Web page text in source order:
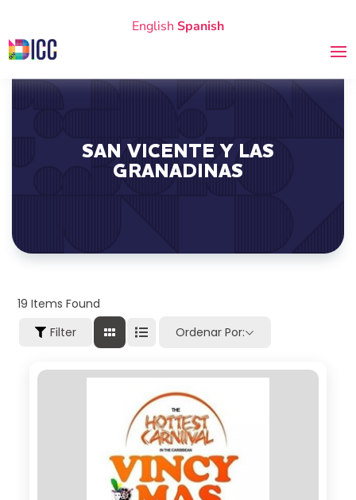
English Spanish
SAN VICENTE Y LAS
GRANADINAS
19 Items Found
Filter
Ordenar Por: